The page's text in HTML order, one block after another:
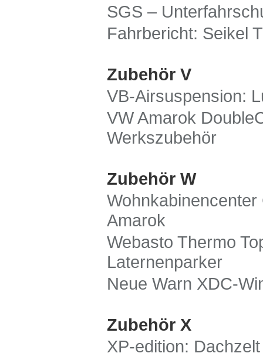
SGS –
Fahrbericht: Seikel
Zubehör V
VB-Airsuspension:
VW Amarok
Werkszubehör
Zubehör W
Amarok
Webasto Thermo
Laternenparker
Neue Warn XDC-
Zubehör X
XP-edition: